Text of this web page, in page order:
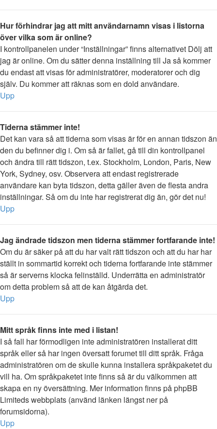
Hur förhindrar jag att mitt användarnamn visas i listorna
över vilka som är online?
I kontrollpanelen under “Inställningar” finns alternativet Dölj att
jag är online. Om du sätter denna inställning till Ja så kommer
du endast att visas för administratörer, moderatorer och dig
själv. Du kommer att räknas som en dold användare.
Upp
Tiderna stämmer inte!
Det kan vara så att tiderna som visas är för en annan tidszon än
den du befinner dig i. Om så är fallet, gå till din kontrollpanel
och ändra till rätt tidszon, t.ex. Stockholm, London, Paris, New
York, Sydney, osv. Observera att endast registrerade
användare kan byta tidszon, detta gäller även de flesta andra
inställningar. Så om du inte har registrerat dig än, gör det nu!
Upp
Jag ändrade tidszon men tiderna stämmer fortfarande inte!
Om du är säker på att du har valt rätt tidszon och att du har har
ställt in sommartid korrekt och tiderna fortfarande inte stämmer
så är serverns klocka felinställd. Underrätta en administratör
om detta problem så att de kan åtgärda det.
Upp
Mitt språk finns inte med i listan!
I så fall har förmodligen inte administratören installerat ditt
språk eller så har ingen översatt forumet till ditt språk. Fråga
administratören om de skulle kunna installera språkpaketet du
vill ha. Om språkpaketet inte finns så är du välkommen att
skapa en ny översättning. Mer information finns på phpBB
Limiteds webbplats (använd länken längst ner på
forumsidorna).
Upp